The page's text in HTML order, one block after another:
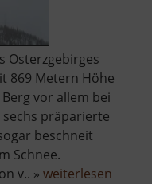
Osterzgebirges
869 Metern Höhe
vor allem bei
präparierte
beschneit
Schnee.
v.. » weiterlesen